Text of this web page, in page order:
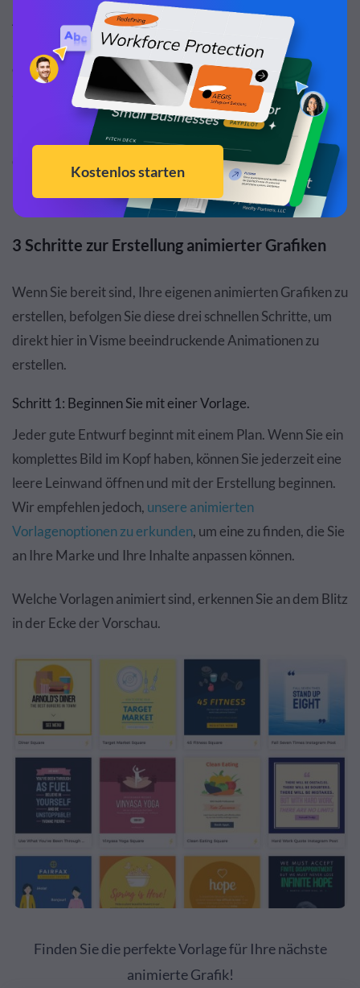
Auch dies trägt dazu bei, den Fokus auf feinere Details zu
legen und unnötige Elemente aus Ihrer Grafik zu
entfernen, damit sie optisch ansprechend ist und nicht
Die Erkenntnis? Entwerfen Sie übersichtliche Designs, die
dem Leben einen Hauch von Realität verleihen.
3 Schritte zur Erstellung animierter Grafiken
Wenn Sie bereit sind, Ihre eigenen animierten Grafiken zu
erstellen, befolgen Sie diese drei schnellen Schritte, um
direkt hier in Visme beeindruckende Animationen zu
erstellen.
Schritt 1: Beginnen Sie mit einer Vorlage.
Jeder gute Entwurf beginnt mit einem Plan. Wenn Sie ein
komplettes Bild im Kopf haben, können Sie jederzeit eine
leere Leinwand öffnen und mit der Erstellung beginnen.
Wir empfehlen jedoch, unsere animierten
Vorlagenoptionen zu erkunden, um eine zu finden, die Sie
an Ihre Marke und Ihre Inhalte anpassen können.
Welche Vorlagen animiert sind, erkennen Sie an dem Blitz
in der Ecke der Vorschau.
Finden Sie die perfekte Vorlage für Ihre nächste
animierte Grafik!